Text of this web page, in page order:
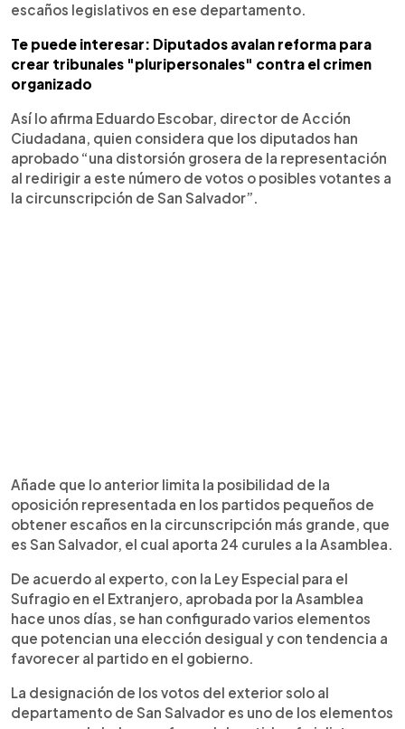
escaños legislativos en ese departamento.
Te puede interesar: Diputados avalan reforma para
crear tribunales "pluripersonales" contra el crimen
organizado
Así lo afirma Eduardo Escobar, director de Acción
Ciudadana, quien considera que los diputados han
aprobado “una distorsión grosera de la representación
al redirigir a este número de votos o posibles votantes a
la circunscripción de San Salvador”.
Añade que lo anterior limita la posibilidad de la
oposición representada en los partidos pequeños de
obtener escaños en la circunscripción más grande, que
es San Salvador, el cual aporta 24 curules a la Asamblea.
De acuerdo al experto, con la Ley Especial para el
Sufragio en el Extranjero, aprobada por la Asamblea
hace unos días, se han configurado varios elementos
que potencian una elección desigual y con tendencia a
favorecer al partido en el gobierno.
La designación de los votos del exterior solo al
departamento de San Salvador es uno de los elementos